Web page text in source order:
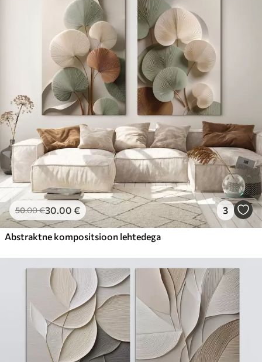
50.00€30.00 € 3
Abstraktne kompositsioon lehtedega